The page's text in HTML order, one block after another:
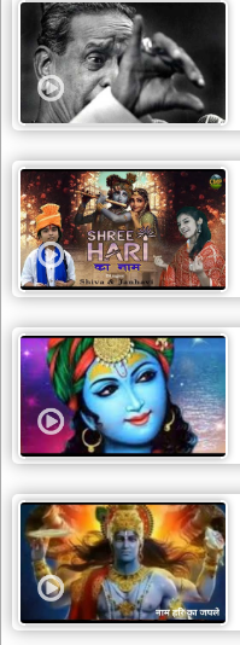
भजन
जोड़ें
add
bhajans